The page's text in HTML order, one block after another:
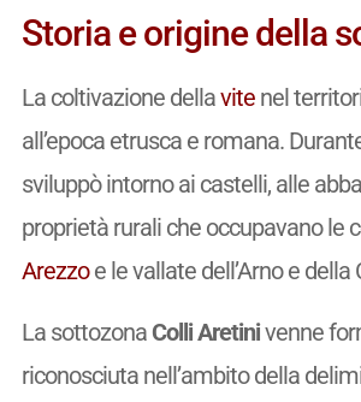
Storia e origine della
La coltivazione dellavitenel
all’epoca etrusca e romana.
sviluppò intorno ai castelli, alle
proprietà rurali che occupavano le
Arezzoe le vallate dell’Arno e della
La sottozona Colli Aretinivenne
riconosciuta nell’ambito della